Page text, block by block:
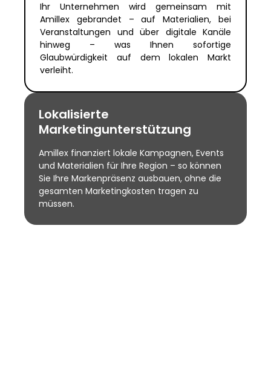
Ihr Unternehmen wird gemeinsam mit
Amillex gebrandet – auf Materialien, bei
Veranstaltungen und über digitale Kanäle
hinweg – was Ihnen sofortige
Glaubwürdigkeit auf dem lokalen Markt
verleiht.
Lokalisierte
Marketingunterstützung
Amillex finanziert lokale Kampagnen, Events
und Materialien für Ihre Region – so können
Sie Ihre Markenpräsenz ausbauen, ohne die
gesamten Marketingkosten tragen zu
müssen.